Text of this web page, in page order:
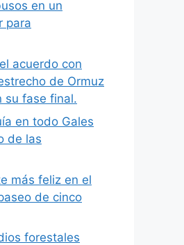
en un
para
acuerdo con
de Ormuz
su fase final.
en todo Gales
de las
más feliz en el
de cinco
forestales